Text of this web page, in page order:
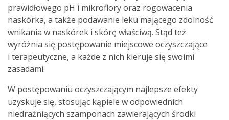
prawidłowego pH i mikroflory oraz rogowacenia
naskórka, a także podawanie leku mającego zdolność
wnikania w naskórek i skórę właściwą. Stąd też
wyróżnia się postępowanie miejscowe oczyszczające
i terapeutyczne, a każde z nich kieruje się swoimi
zasadami.
W postępowaniu oczyszczającym najlepsze efekty
uzyskuje się, stosując kąpiele w odpowiednich
niedrażniących szamponach zawierających środki